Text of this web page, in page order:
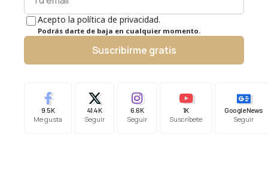
Acepto la política de privacidad.
Podrás darte de baja en cualquier momento.
Suscribirme gratis
9.5K
Me gusta
41.4K
Seguir
6.6K
Seguir
1K
Suscríbete
Google News
Seguir